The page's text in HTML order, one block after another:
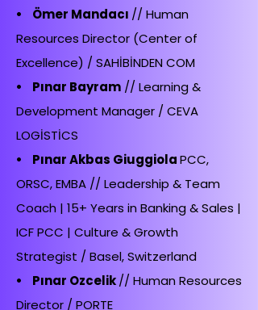
• Ömer Mandacı // Human
Resources Director (Center of
Excellence) / SAHİBİNDEN COM
• Pınar Bayram // Learning &
Development Manager / CEVA
LOGİSTİCS
• Pınar Akbas GiuggiolaPCC,
ORSC, EMBA // Leadership & Team
Coach | 15+ Years in Banking & Sales |
ICF PCC | Culture & Growth
Strategist / Basel, Switzerland
• Pınar Ozcelik// Human Resources
Director / PORTE